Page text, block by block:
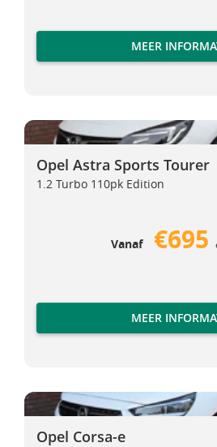
MEER
Opel Astra Sports Tourer
Opel
Opel Astra Sports Tourer
1.2 Turbo 110pk Edition
Vanaf €695
MEER
Opel Corsa-e
Opel
Opel Corsa-e